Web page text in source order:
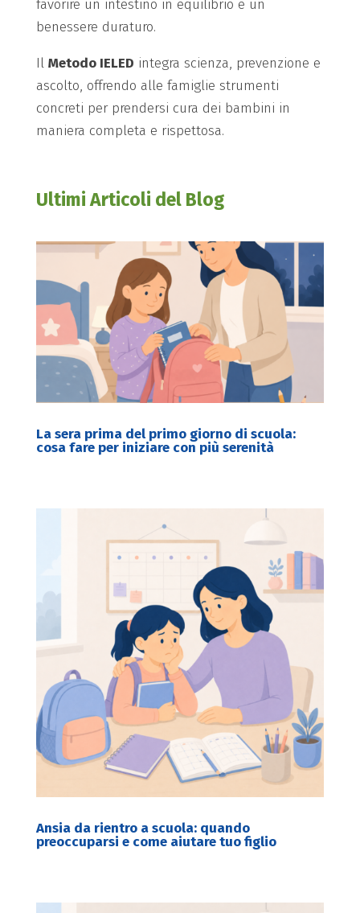
favorire un intestino in equilibrio e un
benessere duraturo.
Il Metodo IELED integra scienza, prevenzione e
ascolto, offrendo alle famiglie strumenti
concreti per prendersi cura dei bambini in
maniera completa e rispettosa.
Ultimi Articoli del Blog
La sera prima del primo giorno di scuola:
cosa fare per iniziare con più serenità
Ansia da rientro a scuola: quando
preoccuparsi e come aiutare tuo figlio